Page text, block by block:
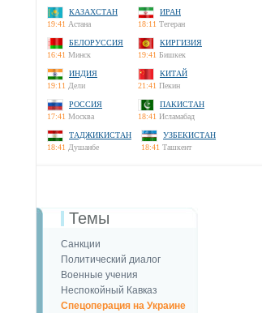
КАЗАХСТАН
19:41 Астана
ИРАН
18:11 Тегеран
БЕЛОРУССИЯ
16:41 Минск
КИРГИЗИЯ
19:41 Бишкек
ИНДИЯ
19:11 Дели
КИТАЙ
21:41 Пекин
РОССИЯ
17:41 Москва
ПАКИСТАН
18:41 Исламабад
ТАДЖИКИСТАН
18:41 Душанбе
УЗБЕКИСТАН
18:41 Ташкент
Темы
Санкции
Политический диалог
Военные учения
Неспокойный Кавказ
Спецоперация на Украине